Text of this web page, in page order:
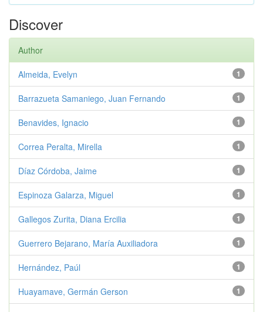
Discover
Author
1
Almeida, Evelyn
1
Barrazueta Samaniego, Juan Fernando
1
Benavides, Ignacio
1
Correa Peralta, Mirella
1
Díaz Córdoba, Jaime
1
Espinoza Galarza, Miguel
1
Gallegos Zurita, Diana Ercilia
1
Guerrero Bejarano, María Auxiliadora
1
Hernández, Paúl
1
Huayamave, Germán Gerson